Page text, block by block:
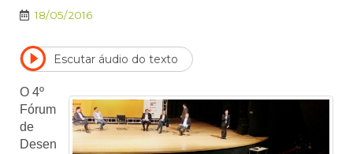
18/05/2016
Escutar áudio do texto
O 4º
Fórum
de
Desen